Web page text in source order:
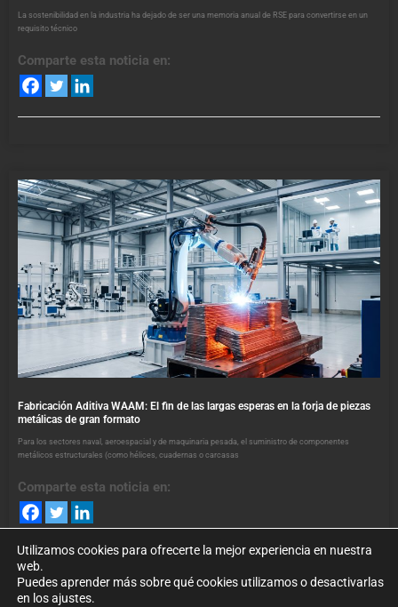
La sostenibilidad en la industria ha dejado de ser una memoria anual de RSE para convertirse en un
requisito técnico
Comparte esta noticia en:
Fabricación Aditiva WAAM: El fin de las largas esperas en la forja de piezas
metálicas de gran formato
Para los sectores naval, aeroespacial y de maquinaria pesada, el suministro de componentes
metálicos estructurales (como hélices, cuadernas o carcasas
Comparte esta noticia en:
Utilizamos cookies para ofrecerte la mejor experiencia en nuestra
web.
Puedes aprender más sobre qué cookies utilizamos o desactivarlas
en los ajustes.